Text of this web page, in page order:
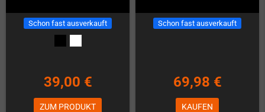
Schon fast ausverkauft
39,00 €
ZUM PRODUKT
Schon fast ausverkauft
69,98 €
KAUFEN